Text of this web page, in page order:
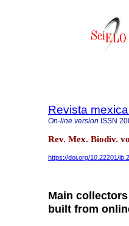
Revista
On-line version ISSN
Rev. Mex. Biodiv.
https://doi.org/10.22201/
Main
built from